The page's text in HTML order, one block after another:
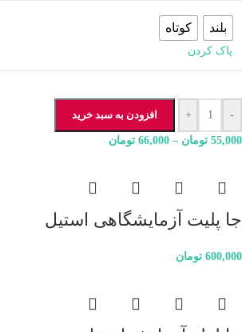
بلند کوتاه
پاک کردن
-
+ افزودن به سبد خرید
55,000 تومان –
66,000 تومان
جا پلیت آزمایشگاهی استیل
600,000 تومان